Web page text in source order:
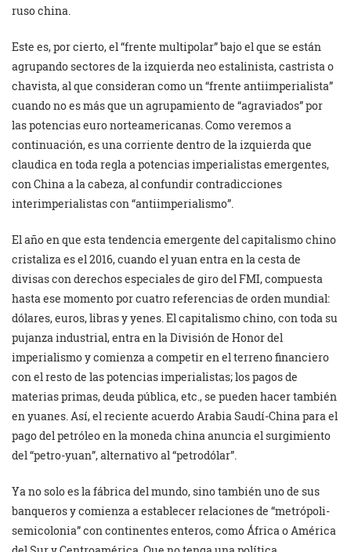
ruso china.
Este es, por cierto, el “frente multipolar” bajo el que se están
agrupando sectores de la izquierda neo estalinista, castrista o
chavista, al que consideran como un “frente antiimperialista”
cuando no es más que un agrupamiento de “agraviados” por
las potencias euro norteamericanas. Como veremos a
continuación, es una corriente dentro de la izquierda que
claudica en toda regla a potencias imperialistas emergentes,
con China a la cabeza, al confundir contradicciones
interimperialistas con “antiimperialismo”.
El año en que esta tendencia emergente del capitalismo chino
cristaliza es el 2016, cuando el yuan entra en la cesta de
divisas con derechos especiales de giro del FMI, compuesta
hasta ese momento por cuatro referencias de orden mundial:
dólares, euros, libras y yenes. El capitalismo chino, con toda su
pujanza industrial, entra en la División de Honor del
imperialismo y comienza a competir en el terreno financiero
con el resto de las potencias imperialistas; los pagos de
materias primas, deuda pública, etc., se pueden hacer también
en yuanes. Así, el reciente acuerdo Arabia Saudí-China para el
pago del petróleo en la moneda china anuncia el surgimiento
del “petro-yuan”, alternativo al “petrodólar”.
Ya no solo es la fábrica del mundo, sino también uno de sus
banqueros y comienza a establecer relaciones de “metrópoli-
semicolonia” con continentes enteros, como África o América